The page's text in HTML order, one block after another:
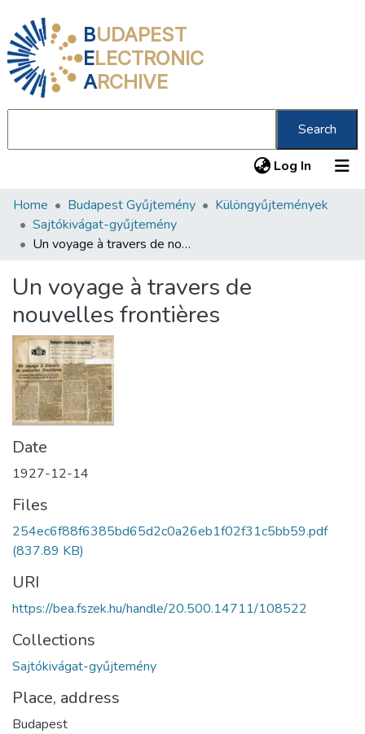
BUDAPEST
ELECTRONIC
ARCHIVE
Search
Log In (current)
Communities & Collections
All of DSpace
Home Budapest Gyűjtemény
Különgyűjtemények
Sajtókivágat-gyűjtemény
Un voyage à travers de nouvelles frontières
Un voyage à travers de
nouvelles frontières
Date
1927-12-14
Files
254ec6f88f6385bd65d2c0a26eb1f02f31c5bb59.pdf
(837.89 KB)
URI
https://bea.fszek.hu/handle/20.500.14711/108522
Collections
Sajtókivágat-gyűjtemény
Place, address
Budapest